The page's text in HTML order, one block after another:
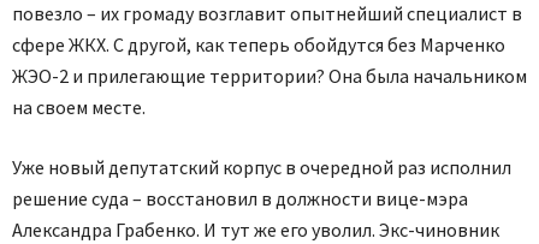
повезло – их громаду возглавит опытнейший специалист в
сфере ЖКХ. С другой, как теперь обойдутся без Марченко
ЖЭО-2 и прилегающие территории? Она была начальником
на своем месте.
Уже новый депутатский корпус в очередной раз исполнил
решение суда – восстановил в должности вице-мэра
Александра Грабенко. И тут же его уволил. Экс-чиновник